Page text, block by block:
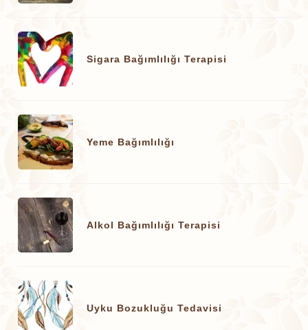
Sigara Bağımlılığı Terapisi
Yeme Bağımlılığı
Alkol Bağımlılığı Terapisi
Uyku Bozukluğu Tedavisi